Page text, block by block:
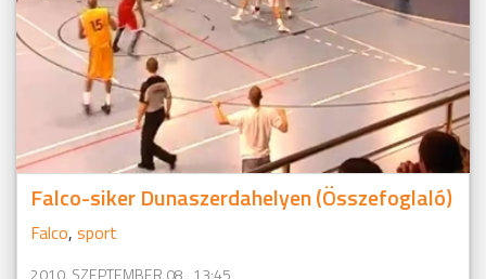
Falco-siker Dunaszerdahelyen (Összefoglaló)
Falco, sport
2010. SZEPTEMBER 08., 13:45